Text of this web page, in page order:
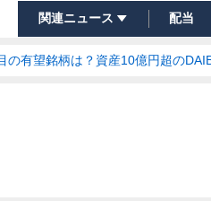
関連ニュース 配当
の有望銘柄は？資産10億円超の